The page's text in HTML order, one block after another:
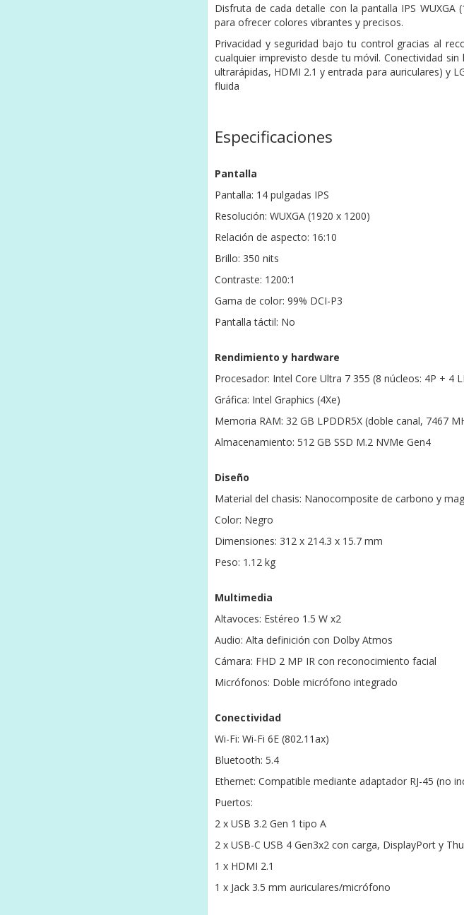
Disfruta de cada detalle con la pantalla IPS
para ofrecer colores vibrantes y precisos.
Privacidad y seguridad bajo tu control gracias al
cualquier imprevisto desde tu móvil. Conectividad
ultrarápidas, HDMI 2.1 y entrada para auriculares) y
fluida
Especificaciones
Pantalla
Pantalla: 14 pulgadas IPS
Resolución: WUXGA (1920 x 1200)
Relación de aspecto: 16:10
Brillo: 350 nits
Contraste: 1200:1
Gama de color: 99% DCI-P3
Pantalla táctil: No
Rendimiento y hardware
Procesador: Intel Core Ultra 7 355 (8 núcleos: 4P + 4
Gráfica: Intel Graphics (4Xe)
Memoria RAM: 32 GB LPDDR5X (doble canal, 7467
Almacenamiento: 512 GB SSD M.2 NVMe Gen4
Diseño
Material del chasis: Nanocomposite de carbono y
Color: Negro
Dimensiones: 312 x 214.3 x 15.7 mm
Peso: 1.12 kg
Multimedia
Altavoces: Estéreo 1.5 W x2
Audio: Alta definición con Dolby Atmos
Cámara: FHD 2 MP IR con reconocimiento facial
Micrófonos: Doble micrófono integrado
Conectividad
Wi-Fi: Wi-Fi 6E (802.11ax)
Bluetooth: 5.4
Ethernet: Compatible mediante adaptador RJ-45 (no
Puertos:
2 x USB 3.2 Gen 1 tipo A
2 x USB-C USB 4 Gen3x2 con carga, DisplayPort y
1 x HDMI 2.1
1 x Jack 3.5 mm auriculares/micrófono